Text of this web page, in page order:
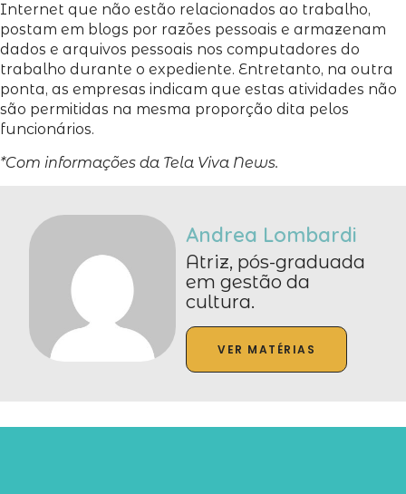
Internet que não estão relacionados ao trabalho,
postam em blogs por razões pessoais e armazenam
dados e arquivos pessoais nos computadores do
trabalho durante o expediente. Entretanto, na outra
ponta, as empresas indicam que estas atividades não
são permitidas na mesma proporção dita pelos
funcionários.
*Com informações da Tela Viva News.
Andrea Lombardi
Atriz, pós-graduada
em gestão da
cultura.
VER MATÉRIAS